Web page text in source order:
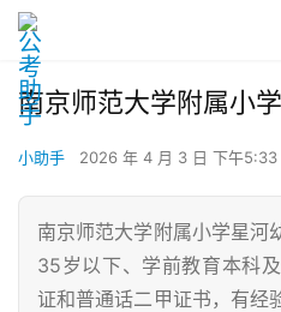
南京师范大学附属小
小助手 2026 年 4 月 3 日 下午5:33
南京师范大学附属小学星河
35岁以下、学前教育本科
证和普通话二甲证书，有经